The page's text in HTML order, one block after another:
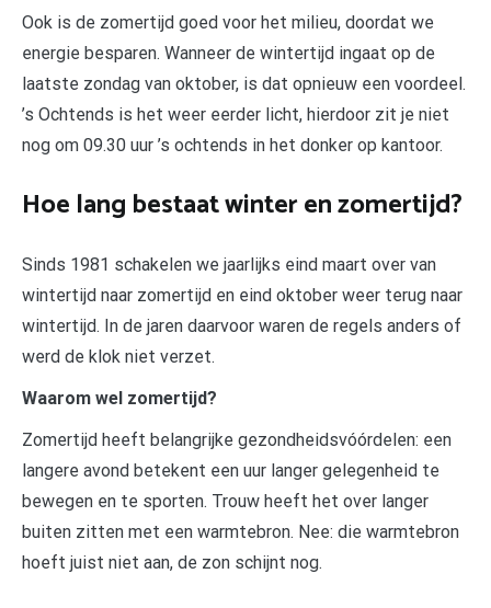
Ook is de zomertijd goed voor het milieu, doordat we
energie besparen. Wanneer de wintertijd ingaat op de
laatste zondag van oktober, is dat opnieuw een voordeel.
’s Ochtends is het weer eerder licht, hierdoor zit je niet
nog om 09.30 uur ’s ochtends in het donker op kantoor.
Hoe lang bestaat winter en zomertijd?
Sinds 1981 schakelen we jaarlijks eind maart over van
wintertijd naar zomertijd en eind oktober weer terug naar
wintertijd. In de jaren daarvoor waren de regels anders of
werd de klok niet verzet.
Waarom wel zomertijd?
Zomertijd heeft belangrijke gezondheidsvóórdelen: een
langere avond betekent een uur langer gelegenheid te
bewegen en te sporten. Trouw heeft het over langer
buiten zitten met een warmtebron. Nee: die warmtebron
hoeft juist niet aan, de zon schijnt nog.